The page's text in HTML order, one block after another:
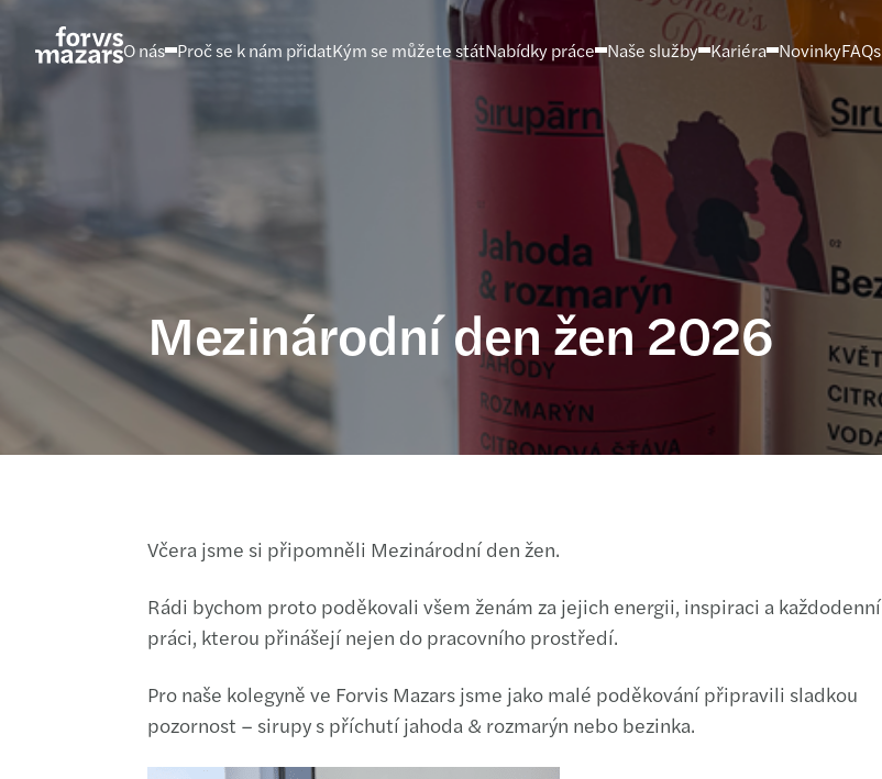
Přejít
O nás Proč se k nám přidatKým se můžete státNabídky práce Naše služby Kariéra NovinkyFAQs
Mezinárodní den žen 2026
Včera jsme si připomněli Mezinárodní den žen.
Rádi bychom proto poděkovali všem ženám za jejich energii, inspiraci a každodenní
práci, kterou přinášejí nejen do pracovního prostředí.
Pro naše kolegyně ve Forvis Mazars jsme jako malé poděkování připravili sladkou
pozornost – sirupy s příchutí jahoda & rozmarýn nebo bezinka.